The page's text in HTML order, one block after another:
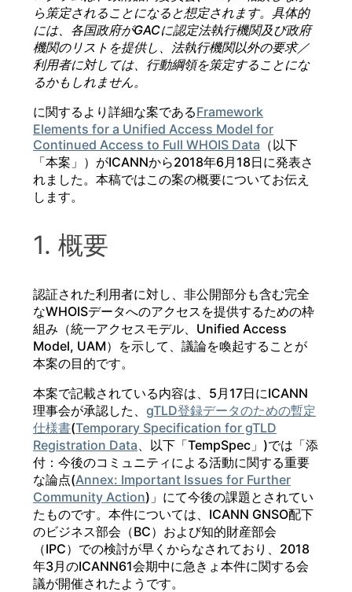
ら策定されることになると想定されます。具体的
には、各国政府がGACに認定法執行機関及び政府
機関のリストを提供し、法執行機関以外の要求／
利用者に対しては、行動綱領を策定することにな
るかもしれません。
に関するより詳細な案であるFramework
Elements for a Unified Access Model for
Continued Access to Full WHOIS Data （以下
「本案」）がICANNから2018年6月18日に発表さ
れました。本稿ではこの案の概要についてお伝え
します。
1. 概要
認証された利用者に対し、非公開部分も含む完全
なWHOISデータへのアクセスを提供するための枠
組み（統一アクセスモデル、Unified Access
Model, UAM）を示して、議論を喚起することが
本案の目的です。
本案で記載されている内容は、5月17日にICANN
理事会が承認した、 gTLD登録データのための暫定
仕様書(Temporary Specification for gTLD
Registration Data 、以下「TempSpec」)では「添
付：今後のコミュニティによる活動に関する重要
な論点(Annex: Important Issues for Further
Community Action)」にて今後の課題とされてい
たものです。本件については、ICANN GNSO配下
のビジネス部会（BC）および知的財産部会
（IPC）での検討が早くからなされており、2018
年3月のICANN61会期中に急きょ本件に関する会
議が開催されたようです。